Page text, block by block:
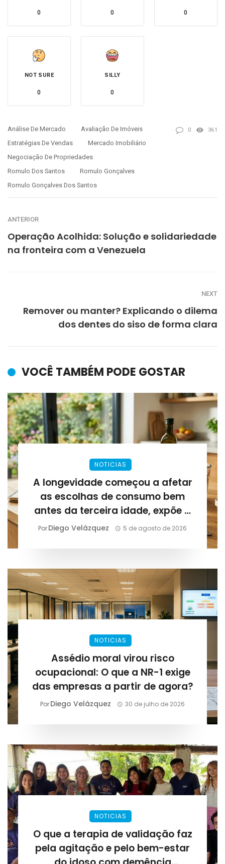
0 0 0
NOT SURE
0
SILLY
0
Análise De Mercado
Avaliação De Imóveis
Estratégias De Vendas
Mercado Imobiliário
Negociação De Propriedades
Romulo Dos Santos
Romulo Gonçalves
Romulo Gonçalves Dos Santos
0 361
ANTERIOR
Operação Acolhida: Solução e solidariedade
na fronteira com a Venezuela
NEXT
Remover ou manter? Explicando o dilema
dos dentes do siso de forma clara
VOCÊ TAMBÉM PODE GOSTAR
NOTICIAS
A longevidade começou a afetar
as escolhas de consumo bem
antes da terceira idade, expõe a
Lirius Suplementos
PorDiego Velázquez 5 de agosto de 2026
NOTICIAS
Assédio moral virou risco
ocupacional: O que a NR-1 exige
das empresas a partir de agora?
PorDiego Velázquez 30 de julho de 2026
NOTICIAS
O que a terapia de validação faz
pela agitação e pelo bem-estar